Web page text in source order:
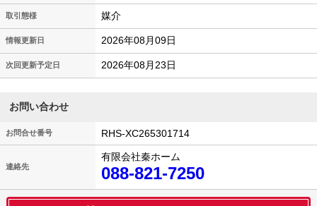
取引態様 媒介
情報更新日 2026年08月09日
次回更新予定日 2026年08月23日
お問い合わせ
お問合せ番号 RHS-XC265301714
連絡先
有限会社秦ホーム
088-821-7250